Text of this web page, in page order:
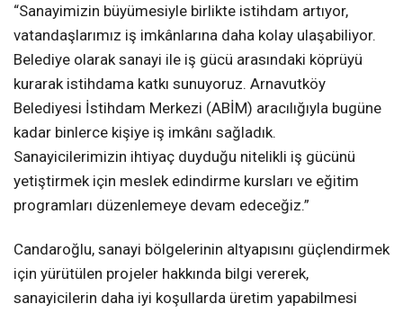
“Sanayimizin büyümesiyle birlikte istihdam artıyor,
vatandaşlarımız iş imkânlarına daha kolay ulaşabiliyor.
Belediye olarak sanayi ile iş gücü arasındaki köprüyü
kurarak istihdama katkı sunuyoruz. Arnavutköy
Belediyesi İstihdam Merkezi (ABİM) aracılığıyla bugüne
kadar binlerce kişiye iş imkânı sağladık.
Sanayicilerimizin ihtiyaç duyduğu nitelikli iş gücünü
yetiştirmek için meslek edindirme kursları ve eğitim
programları düzenlemeye devam edeceğiz.”
Candaroğlu, sanayi bölgelerinin altyapısını güçlendirmek
için yürütülen projeler hakkında bilgi vererek,
sanayicilerin daha iyi koşullarda üretim yapabilmesi